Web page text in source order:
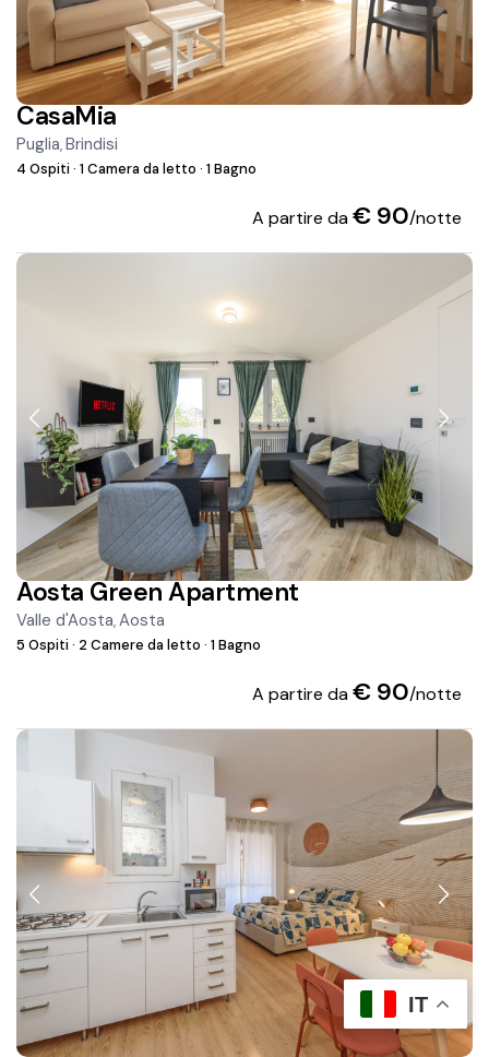
CasaMia
Puglia,Brindisi
4 Ospiti· 1 Camera da letto· 1 Bagno
A partire da€ 90/notte
Aosta Green Apartment
Valle d'Aosta,Aosta
5 Ospiti· 2 Camere da letto· 1 Bagno
A partire da€ 90/notte
IT